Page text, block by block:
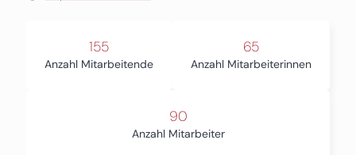
155
Anzahl Mitarbeitende
65
Anzahl Mitarbeiterinnen
90
Anzahl Mitarbeiter